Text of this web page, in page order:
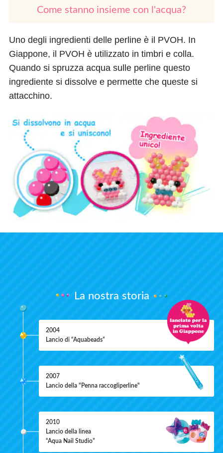
Come stanno insieme con l'acqua?
Uno degli ingredienti delle perline è il PVOH. In
Giappone, il PVOH è utilizzato in timbri e colla.
Quando si spruzza acqua sulle perline questo
ingrediente si dissolve e permette che queste si
attacchino.
La nostra storia
2004
Lancio di “Aquabeads”
2007
Lancio della "Penna raccogliperline"
2010
Lancio della linea
“Aqua Nail Studio”